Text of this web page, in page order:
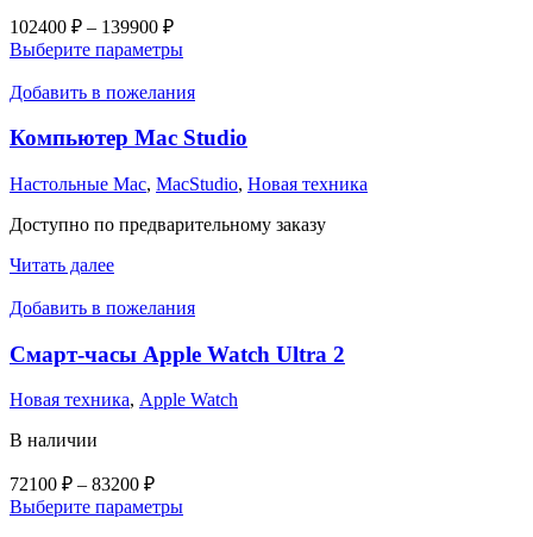
102400 ₽ – 139900 ₽Диапазон
цен:
–
Выберите параметрыЭтот
имеет
вариаций.
можно
выбрать
на
Добавить в пожелания
Компьютер Mac Studio
Настольные Mac, MacStudio, Новая техника
Доступно по предварительному заказу
Читать далее
Добавить в пожелания
Смарт-часы Apple Watch Ultra 2
Новая техника, Аpple Watch
В наличии
72100 ₽ – 83200 ₽Диапазон
цен:
Выберите параметрыЭтот